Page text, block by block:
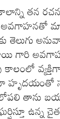
తన
అవగాహనతో
తెలుగు
గారి
కాలంలో
హృదయంతో
లోపలి తాను
ఉన్న